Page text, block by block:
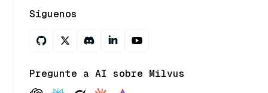
Síguenos
Pregunte a AI sobre Milvus